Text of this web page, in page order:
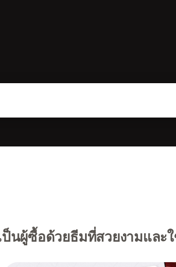
นผู้ซื้อด้วยธีมที่สวยงามแล